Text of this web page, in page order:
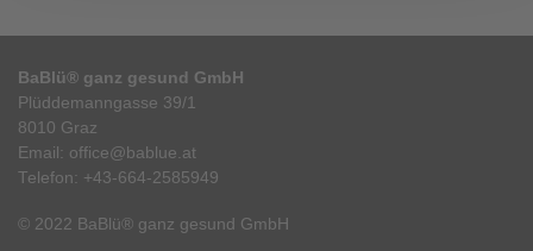
BaBlü® ganz gesund GmbH
Plüddemanngasse 39/1
8010 Graz
Email: office@bablue.at
Telefon: +43-664-2585949
© 2022 BaBlü® ganz gesund GmbH